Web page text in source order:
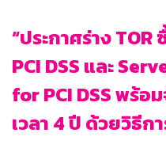
“ประกาศร่าง
PCI DSS และ
for PCI DSS พร้อ
เวลา 4 ปี ด้วยวิธีก